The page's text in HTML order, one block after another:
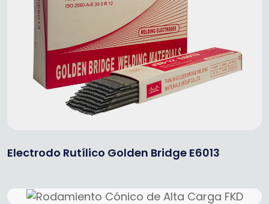
Electrodo Rutílico Golden Bridge E6013